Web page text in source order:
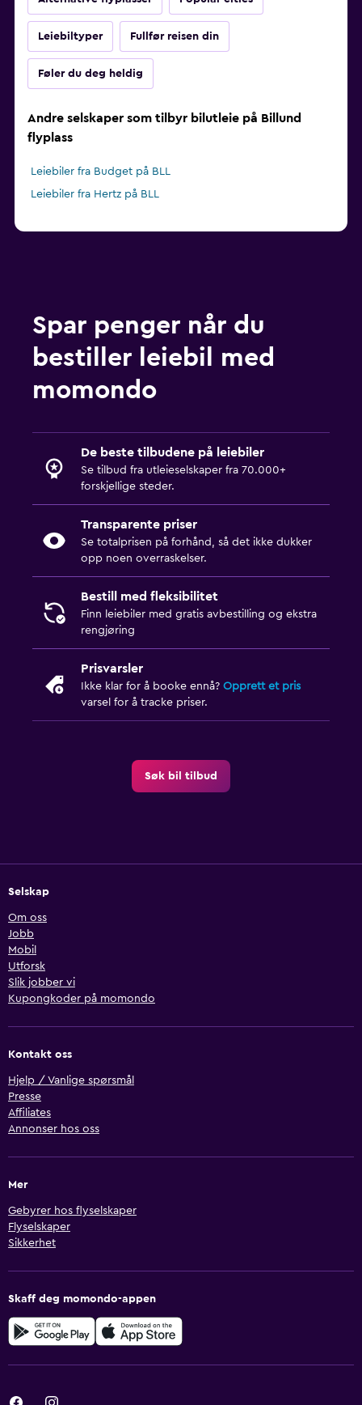
Leiebiltyper Fullfør reisen din
Føler du deg heldig
Andre selskaper som tilbyr bilutleie på Billund
flyplass
Leiebiler fra Budget på BLL
Leiebiler fra Hertz på BLL
Spar penger når du
bestiller leiebil med
momondo
De beste tilbudene på leiebiler
Se tilbud fra utleieselskaper fra 70.000+
forskjellige steder.
Transparente priser
Se totalprisen på forhånd, så det ikke dukker
opp noen overraskelser.
Bestill med fleksibilitet
Finn leiebiler med gratis avbestilling og ekstra
rengjøring
Prisvarsler
Ikke klar for å booke ennå? Opprett et pris
varsel for å tracke priser.
Søk bil tilbud
Selskap
Om oss
Jobb
Mobil
Utforsk
Slik jobber vi
Kupongkoder på momondo
Kontakt oss
Hjelp / Vanlige spørsmål
Presse
Affiliates
Annonser hos oss
Mer
Gebyrer hos flyselskaper
Flyselskaper
Sikkerhet
Skaff deg momondo-appen